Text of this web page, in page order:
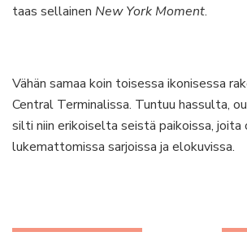
taas sellainen New York Moment.
Vähän samaa koin toisessa ikonisessa
Central Terminalissa. Tuntuu hassulta,
silti niin erikoiselta seistä paikoissa, joita
lukemattomissa sarjoissa ja elokuvissa.